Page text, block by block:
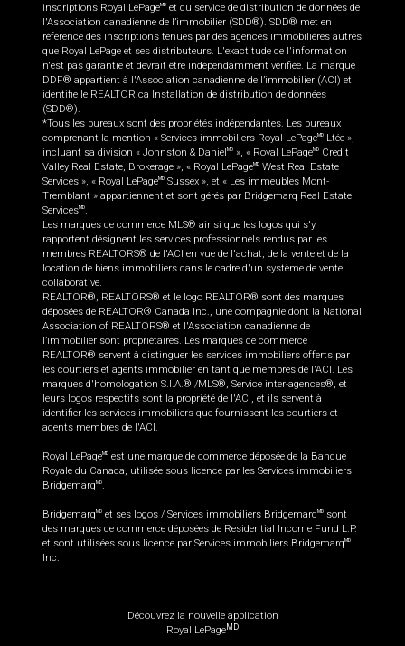
inscriptions Royal LePageMD et du service de distribution de données de
l'Association canadienne de l’immobilier (SDD®). SDD® met en
référence des inscriptions tenues par des agences immobilières autres
que Royal LePage et ses distributeurs. L'exactitude de l'information
n'est pas garantie et devrait être indépendamment vérifiée. La marque
DDF® appartient à l'Association canadienne de l’immobilier (ACI) et
identifie le REALTOR.ca Installation de distribution de données
(SDD®).
*Tous les bureaux sont des propriétés indépendantes. Les bureaux
comprenant la mention « Services immobiliers Royal LePageMD
Ltée »,
incluant sa division « Johnston & DanielMD », « Royal LePageMD
Credit
Valley Real Estate, Brokerage », « Royal LePageMD West Real Estate
Services », « Royal LePageMD Sussex », et « Les immeubles Mont-
Tremblant » appartiennent et sont gérés par Bridgemarq Real Estate
ServicesMD.
Les marques de commerce MLS® ainsi que les logos qui s'y
rapportent désignent les services professionnels rendus par les
membres REALTORS® de l'ACI en vue de l'achat, de la vente et de la
location de biens immobiliers dans le cadre d'un système de vente
collaborative.
REALTOR®, REALTORS® et le logo REALTOR® sont des marques
déposées de REALTOR® Canada Inc., une compagnie dont la National
Association of REALTORS® et l'Association canadienne de
l’immobilier sont propriétaires. Les marques de commerce
REALTOR® servent à distinguer les services immobiliers offerts par
les courtiers et agents immobilier en tant que membres de l'ACI. Les
marques d'homologation S.I.A.® /MLS®, Service inter-agences®, et
leurs logos respectifs sont la propriété de l'ACI, et ils servent à
identifier les services immobiliers que fournissent les courtiers et
agents membres de l'ACI.
Royal LePageMD est une marque de commerce déposée de la Banque
Royale du Canada, utilisée sous licence par les Services immobiliers
BridgemarqMD.
BridgemarqMD et ses logos / Services immobiliers BridgemarqMD
sont
des marques de commerce déposées de Residential Income Fund L.P.
et sont utilisées sous licence par Services immobiliers BridgemarqMD
Inc.
Découvrez la nouvelle application
Royal LePageMD